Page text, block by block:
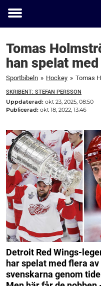
Toggle
Tomas
han spelat med
Sportbibeln » Hockey »
SKRIBENT: STEFAN PERSSON
Uppdaterad: okt 23, 2025, 08:50
Publicerad: okt 18, 2022, 13:46
Detroit Red Wings-
har spelat med flera
svenskarna genom